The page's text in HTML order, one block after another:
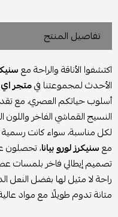
تفاصيل المنتج
اكتشفوا الأناقة والراحة مع
الأحدث لمجموعتنا فيمتجر
أسلوب حياتكم العصري، مع
النسيج القماشي الفاخر واللون
لكل مناسبة، سواء كانت
معسنيكرز لورو بيانا، تحصلون
تصميم إيطالي فاخر بلمسات
راحة لا مثيل لها بفضل النعل
متانة تدوم طويلًا مع مواد